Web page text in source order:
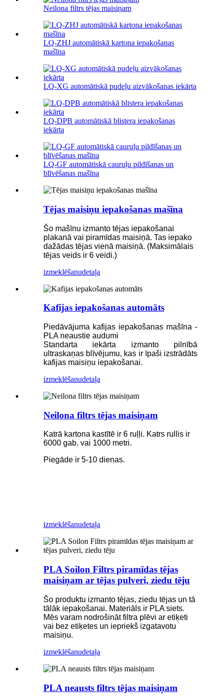
Neilona filtrs tējas maisiņam
LQ-ZHJ automātiskā kartona iepakošanas
mašīna
LQ-XG automātiskā pudeļu aizvākošanas iekārta
LQ-DPB automātiskā blistera iepakošanas
iekārta
LQ-GF automātiskā cauruļu pildīšanas un
blīvēšanas mašīna
Tējas maisiņu iepakošanas mašīna
Šo mašīnu izmanto tējas iepakošanai
plakanā vai piramīdas maisiņā. Tas iepako
dažādas tējas vienā maisiņā. (Maksimālais
tējas veids ir 6 veidi.)
izmeklēšanudetaļa
Kafijas iepakošanas automāts
Piedāvājuma kafijas iepakošanas mašīna -
PLA neaustie audumi
Standarta iekārta izmanto pilnībā
ultraskaņas blīvējumu, kas ir īpaši izstrādāts
kafijas maisiņu iepakošanai.
izmeklēšanudetaļa
Neilona filtrs tējas maisiņam
Katrā kartona kastītē ir 6 ruļļi. Katrs rullis ir
6000 gab. vai 1000 metri.
Piegāde ir 5-10 dienas.
izmeklēšanudetaļa
PLA Soilon Filtrs piramīdas tējas
maisiņam ar tējas pulveri, ziedu tēju
Šo produktu izmanto tējas, ziedu tējas un tā
tālāk iepakošanai. Materiāls ir PLA siets.
Mēs varam nodrošināt filtra plēvi ar etiķeti
vai bez etiķetes un iepriekš izgatavotu
maisiņu.
izmeklēšanudetaļa
PLA neausts filtrs tējas maisiņam